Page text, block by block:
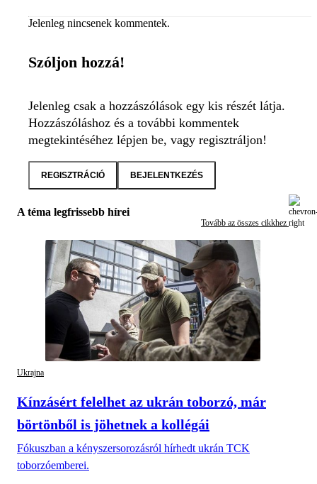
Jelenleg nincsenek kommentek.
Szóljon hozzá!
Jelenleg csak a hozzászólások egy kis részét látja.
Hozzászóláshoz és a további kommentek
megtekintéséhez lépjen be, vagy regisztráljon!
REGISZTRÁCIÓ BEJELENTKEZÉS
A téma legfrissebb hírei
Tovább az összes cikkhez
Ukrajna
Kínzásért felelhet az ukrán toborzó, már
börtönből is jöhetnek a kollégái
Fókuszban a kényszersorozásról hírhedt ukrán TCK
toborzóemberei.